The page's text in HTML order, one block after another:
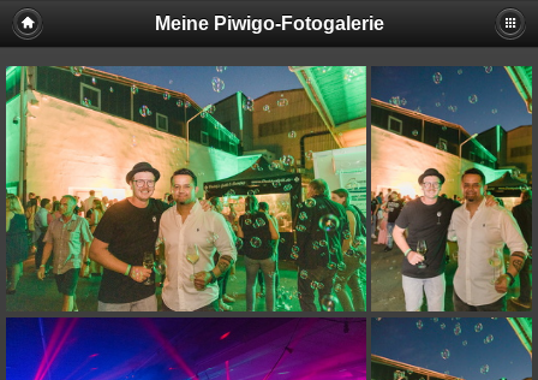
Meine Piwigo-Fotogalerie